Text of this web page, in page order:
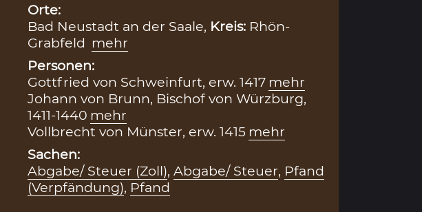
Orte:
Bad Neustadt an der Saale, Kreis: Rhön-
Grabfeld mehr
Personen:
Gottfried von Schweinfurt, erw. 1417 mehr
Johann von Brunn, Bischof von Würzburg,
1411-1440 mehr
Vollbrecht von Münster, erw. 1415 mehr
Sachen:
Abgabe/ Steuer (Zoll), Abgabe/ Steuer, Pfand
(Verpfändung), Pfand